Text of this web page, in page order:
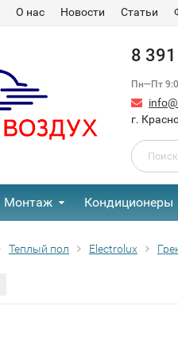
О нас Новости Статьи
8
Пн—Пт
г.
Монтаж Кондиционеры
Теплый пол Electrolux